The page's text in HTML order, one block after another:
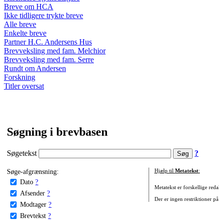
Breve om HCA
Ikke tidligere trykte breve
Alle breve
Enkelte breve
Partner H.C. Andersens Hus
Brevveksling med fam. Melchior
Brevveksling med fam. Serre
Rundt om Andersen
Forskning
Titler oversat
Søgning i brevbasen
Søgetekst ?
Søge-afgrænsning:
Dato ?
Afsender ?
Modtager ?
Brevtekst ?
Hjælp til Metatekst:
Metatekst er forskellige
Der er ingen restriktioner